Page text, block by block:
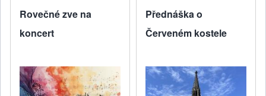
Rovečné zve na
koncert
Přednáška o
Červeném kostele